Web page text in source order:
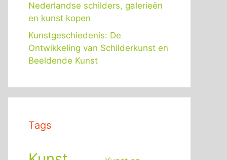
Nederlandse schilders, galerieën
en kunst kopen
Kunstgeschiedenis: De
Ontwikkeling van Schilderkunst en
Beeldende Kunst
Tags